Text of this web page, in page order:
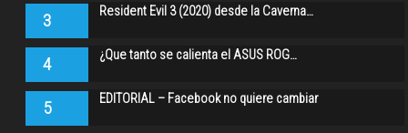
3 Resident Evil 3 (2020) desde la Caverna…
4 ¿Que tanto se calienta el ASUS ROG…
5 EDITORIAL – Facebook no quiere cambiar